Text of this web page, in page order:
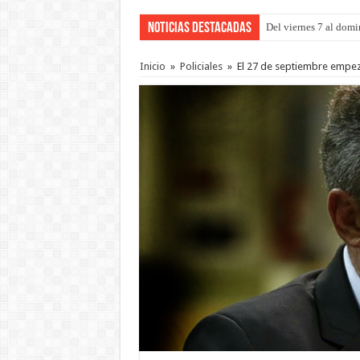
Noticias Destacadas Del viernes 7 al
El frío y el viento no
Inicio » Policiales » El 27 de septiembre